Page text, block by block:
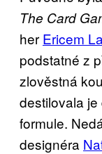
The Card
her Ericem
podstatné z
zlověstná
destilovala
formule.
designéra